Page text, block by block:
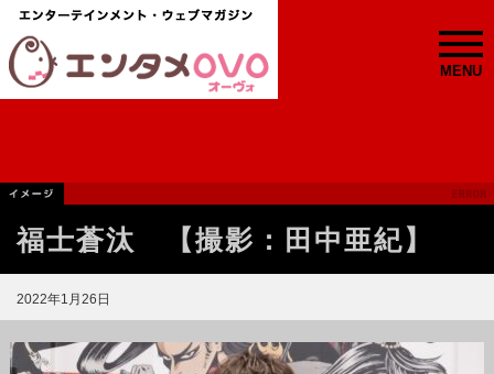
MENU
福士蒼汰 【撮影：田中亜紀】
2022年1月26日